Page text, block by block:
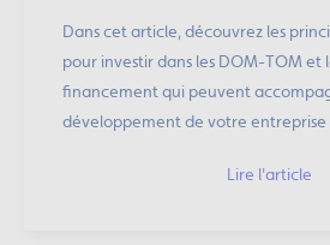
Dans cet article, découvrez les
pour investir dans les DOM-TOM et
financement qui peuvent
développement de votre
Lire l'article